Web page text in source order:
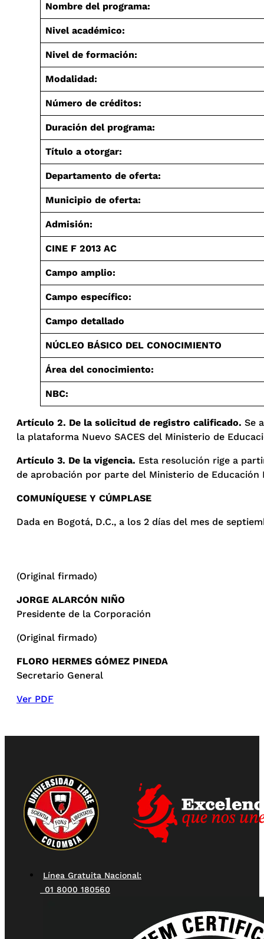
Nombre del programa:
Nivel académico:
Nivel de formación:
Modalidad:
Número de créditos:
Duración del programa:
Título a otorgar:
Departamento de oferta:
Municipio de oferta:
Admisión:
CINE F 2013 AC
Campo amplio:
Campo específico:
Campo detallado
NÚCLEO BÁSICO DEL CONOCIMIENTO
Área del conocimiento:
NBC:
Artículo 2. De la solicitud de registro calificado. Se
la plataforma Nuevo SACES del Ministerio de
Artículo 3. De la vigencia. Esta resolución rige a
de aprobación por parte del Ministerio de
COMUNÍQUESE Y CÚMPLASE
Dada en Bogotá, D.C., a los 2 días del mes de
(Original firmado)
JORGE ALARCÓN NIÑO
Presidente de la Corporación
(Original firmado)
FLORO HERMES GÓMEZ PINEDA
Secretario General
Ver PDF
Línea Gratuita Nacional:
01 8000 180560